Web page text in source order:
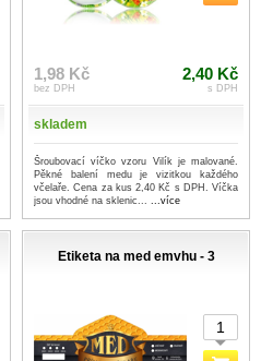
1,98 Kč
bez DPH
2,40 Kč
s DPH
skladem
Šroubovací víčko vzoru Vilík je malované.
Pěkné balení medu je vizitkou každého
včelaře. Cena za kus 2,40 Kč s DPH. Víčka
jsou vhodné na sklenic... ...více
Etiketa na med emvhu - 3